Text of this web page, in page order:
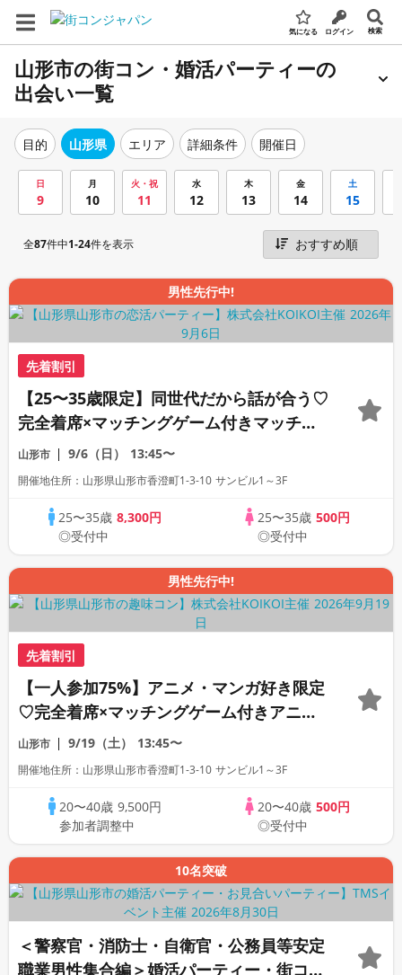
気になる ログイン 検索
山形市の街コン・婚活パーティーの
出会い一覧
目的 山形県 エリア 詳細条件 開催日
日
9
月
10
火・祝
11
水
12
木
13
金
14
土
15
全87件中1-24件を表示
男性先行中!
先着割引
【25〜35歳限定】同世代だから話が合う♡
完全着席×マッチングゲーム付きマッチン
グコン
山形市 9/6（日） 13:45〜
開催地住所：山形県山形市香澄町1-3-10 サンビル1～3F
25〜35歳8,300円
◎受付中
25〜35歳 500円
◎受付中
男性先行中!
先着割引
【一人参加75%】アニメ・マンガ好き限定
♡完全着席×マッチングゲーム付きアニメ
コン
山形市 9/19（土） 13:45〜
開催地住所：山形県山形市香澄町1-3-10 サンビル1～3F
20〜40歳 9,500円
参加者調整中
20〜40歳 500円
◎受付中
10名突破
＜警察官・消防士・自衛官・公務員等安定
職業男性集合編＞婚活パーティー・街コ